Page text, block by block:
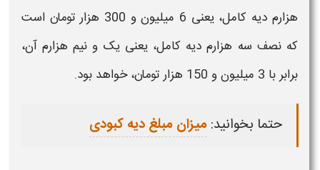
هزارم دیه
کامل، یعنی 6 میلیون و 300 هزار تومان است
که نصف سه هزارم دیه کامل، یعنی یک و نیم هزارم آن،
برابر با 3 میلیون و 150 هزار تومان، خواهد بود.
حتما بخوانید:میزان مبلغ دیه کبودی